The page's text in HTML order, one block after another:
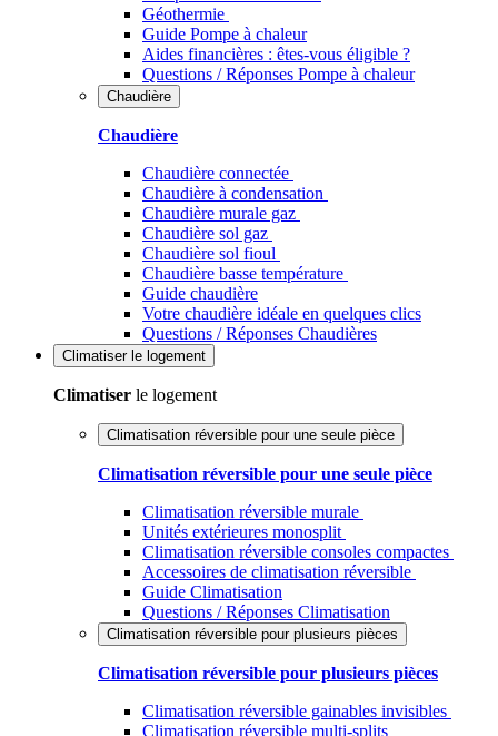
Géothermie
Guide Pompe à chaleur
Aides financières : êtes-vous éligible ?
Questions / Réponses Pompe à chaleur
Chaudière
Chaudière
Chaudière connectée
Chaudière à condensation
Chaudière murale gaz
Chaudière sol gaz
Chaudière sol fioul
Chaudière basse température
Guide chaudière
Votre chaudière idéale en quelques clics
Questions / Réponses Chaudières
Climatiser le logement
Climatiser le logement
Climatisation réversible pour une seule pièce
Climatisation réversible pour une seule pièce
Climatisation réversible murale
Unités extérieures monosplit
Climatisation réversible consoles compactes
Accessoires de climatisation réversible
Guide Climatisation
Questions / Réponses Climatisation
Climatisation réversible pour plusieurs pièces
Climatisation réversible pour plusieurs pièces
Climatisation réversible gainables invisibles
Climatisation réversible multi-splits